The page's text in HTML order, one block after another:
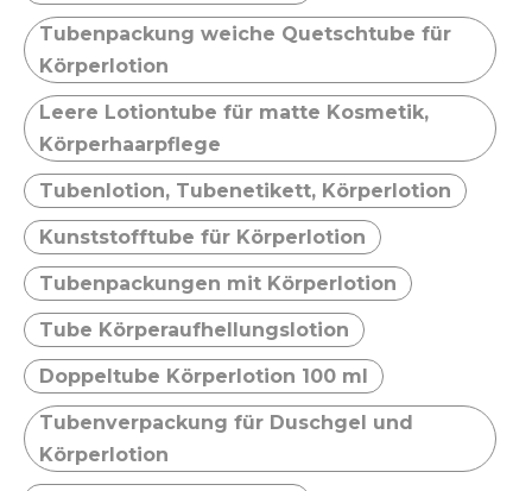
Tubenpackung weiche Quetschtube für
Körperlotion
Leere Lotiontube für matte Kosmetik,
Körperhaarpflege
Tubenlotion, Tubenetikett, Körperlotion
Kunststofftube für Körperlotion
Tubenpackungen mit Körperlotion
Tube Körperaufhellungslotion
Doppeltube Körperlotion 100 ml
Tubenverpackung für Duschgel und
Körperlotion